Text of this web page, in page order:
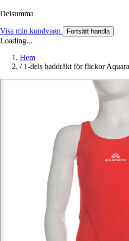
Delsumma
Visa min kundvagn Fortsätt handla
Loading...
Hem
/ 1-dels baddräkt för flickor